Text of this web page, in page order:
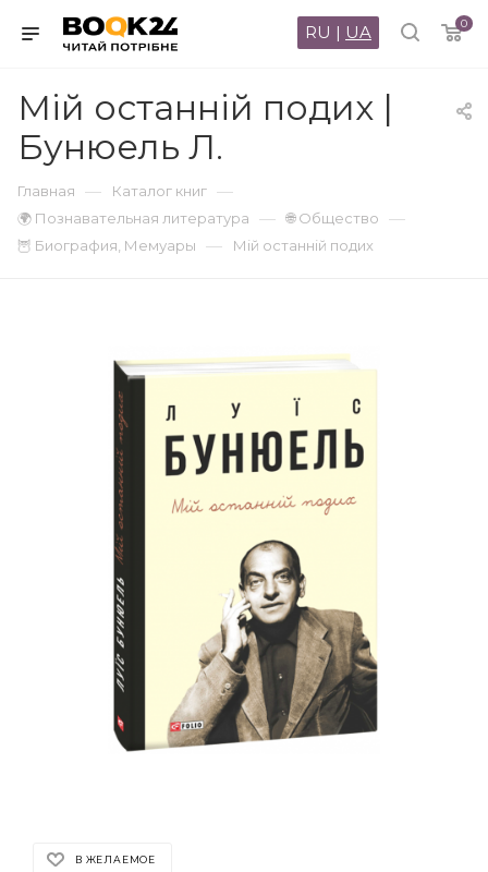
0
RU | UA
Мій останній подих |
Бунюель Л.
Главная — Каталог книг —
🌍 Познавательная литература — 🌐 Общество —
🦉 Биография, Мемуары — Мій останній подих
В ЖЕЛАЕМОЕ